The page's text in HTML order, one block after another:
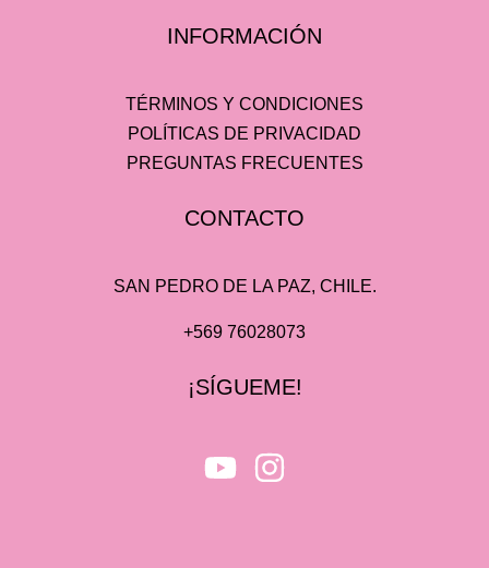
INFORMACIÓN
TÉRMINOS Y CONDICIONES
POLÍTICAS DE PRIVACIDAD
PREGUNTAS FRECUENTES
CONTACTO
SAN PEDRO DE LA PAZ, CHILE.
+569 76028073
¡SÍGUEME!
Y
o
I
n